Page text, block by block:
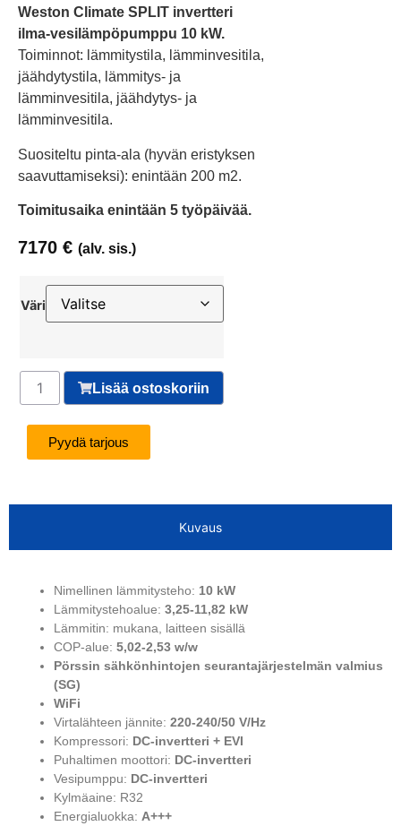
Weston Climate SPLIT invertteri
ilma-vesilämpöpumppu 10 kW.
Toiminnot: lämmitystila, lämminvesitila,
jäähdytystila, lämmitys- ja
lämminvesitila, jäähdytys- ja
lämminvesitila.
Suositeltu pinta-ala (hyvän eristyksen
saavuttamiseksi): enintään 200 m2.
Toimitusaika enintään 5 työpäivää.
7170 € (alv. sis.)
Väri
Lisää ostoskoriin
Pyydä tarjous
Kuvaus
Nimellinen lämmitysteho: 10 kW
Lämmitystehoalue: 3,25-11,82 kW
Lämmitin: mukana, laitteen sisällä
COP-alue: 5,02-2,53 w/w
Pörssin sähkönhintojen seurantajärjestelmän valmius
(SG)
WiFi
Virtalähteen jännite: 220-240/50 V/Hz
Kompressori: DC-invertteri + EVI
Puhaltimen moottori: DC-invertteri
Vesipumppu: DC-invertteri
Kylmäaine: R32
Energialuokka: A+++